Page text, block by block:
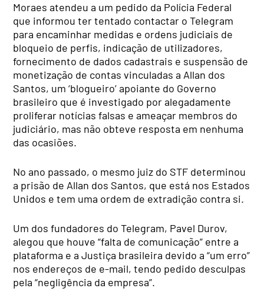
Moraes atendeu a um pedido da Polícia Federal
que informou ter tentado contactar o Telegram
para encaminhar medidas e ordens judiciais de
bloqueio de perfis, indicação de utilizadores,
fornecimento de dados cadastrais e suspensão de
monetização de contas vinculadas a Allan dos
Santos, um ‘blogueiro’ apoiante do Governo
brasileiro que é investigado por alegadamente
proliferar notícias falsas e ameaçar membros do
judiciário, mas não obteve resposta em nenhuma
das ocasiões.
No ano passado, o mesmo juiz do STF determinou
a prisão de Allan dos Santos, que está nos Estados
Unidos e tem uma ordem de extradição contra si.
Um dos fundadores do Telegram, Pavel Durov,
alegou que houve “falta de comunicação” entre a
plataforma e a Justiça brasileira devido a “um erro”
nos endereços de e-mail, tendo pedido desculpas
pela “negligência da empresa”.